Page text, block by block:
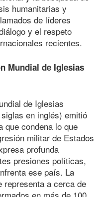
humanitarias y
de líderes
y el respeto
recientes.
Mundial de Iglesias
de Iglesias
en inglés) emitió
que condena lo que
militar de Estados
profunda
presiones políticas,
ese país. La
representa a cerca de